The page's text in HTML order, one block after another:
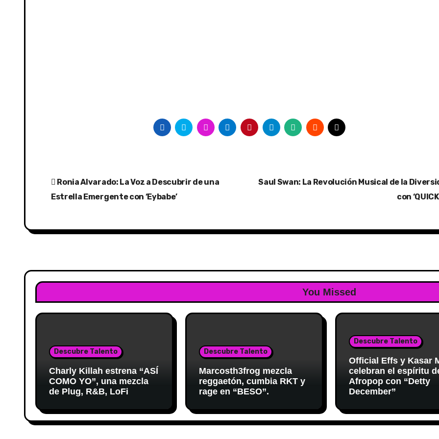
navigation
Ronia Alvarado: La Voz a Descubrir de una
Estrella Emergente con ‘Eybabe’
Saul Swan: La Revolución Musical de la
con
You Missed
Descubre Talento
Charly Killah estrena “ASÍ
COMO YO”, una mezcla
de Plug, R&B, LoFi
Descubre Talento
Marcosth3frog mezcla
reggaetón, cumbia RKT y
rage en “BESO”.
Descubre Talento
Official Effs y Kasar
celebran el espíritu
Afropop con “Detty
December”